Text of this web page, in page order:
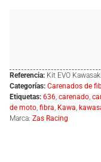
Referencia: Kit EVO
Categorías: Carenados de
Etiquetas: 636, carenado,
de moto, fibra, Kawa,
Marca: Zas Racing